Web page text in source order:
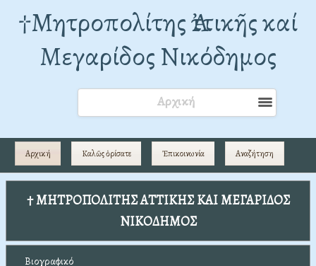
†Mητροπολίτης Ἀττικῆς καί
Μεγαρίδος Νικόδημος
Αρχική
Αρχική Καλῶς ὁρίσατε Ἐπικοινωνία Αναζήτηση
† ΜΗΤΡΟΠΟΛΙΤΗΣ ΑΤΤΙΚΗΣ ΚΑΙ ΜΕΓΑΡΙΔΟΣ
ΝΙΚΟΔΗΜΟΣ
Βιογραφικό